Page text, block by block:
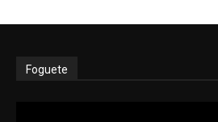
Foguete